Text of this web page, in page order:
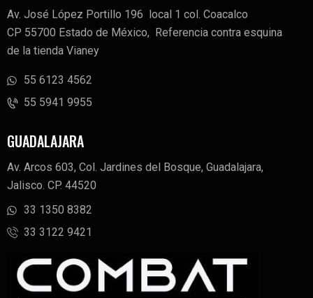
Av. José López Portillo 196 local 1 col. Coacalco
CP 55700 Estado de México, Referencia contra esquina
de la tienda Vianey
55 6123 4562
55 5941 9955
GUADALAJARA
Av. Arcos 603, Col. Jardines del Bosque, Guadalajara,
Jalisco. CP. 44520
33 1350 8382
33 3122 9421